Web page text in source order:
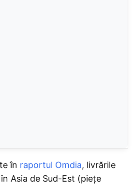
în raportul Omdia, livrările
Asia de Sud-Est (piețe